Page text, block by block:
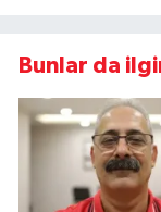
Bunlar da